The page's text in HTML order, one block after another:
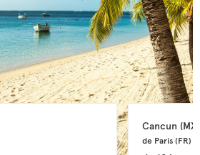
Cancun (MX)
de Paris (FR)